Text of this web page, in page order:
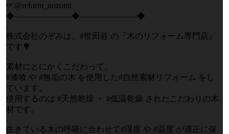
☞@reform_nozomi
◆―――――――◆―――――――◆
.
株式会社のぞみは、#世田谷 の『木のリフォーム専門店』
です🌳
.
素材にとにかくこだわって、
#漆喰 や #無垢の木 を使用した#自然素材リフォーム をし
ています。
使用するのは #天然乾燥 ・ #低温乾燥 されたこだわりの木
材です。
.
生きている木の呼吸に合わせて#湿度 や #温度 が適正に保